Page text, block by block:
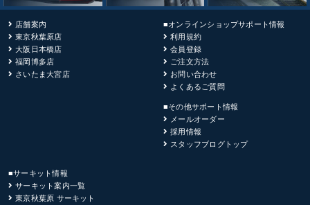
店舗案内
東京秋葉原店
大阪日本橋店
福岡博多店
さいたま大宮店
■オンラインショップサポート情報
利用規約
会員登録
ご注文方法
お問い合わせ
よくあるご質問
■その他サポート情報
メールオーダー
採用情報
スタッフブログトップ
■サーキット情報
サーキット案内一覧
東京秋葉原 サーキット